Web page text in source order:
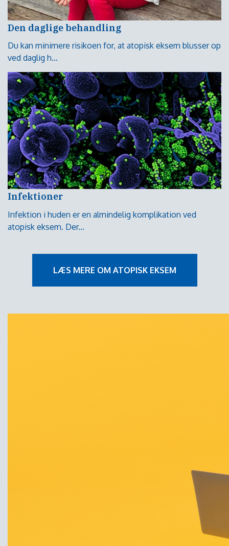
Den daglige behandling
Du kan minimere risikoen for, at atopisk eksem blusser op
ved daglig h...
Infektioner
Infektion i huden er en almindelig komplikation ved
atopisk eksem. Der...
LÆS MERE OM ATOPISK EKSEM